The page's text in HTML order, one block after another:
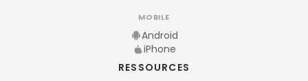
MOBILE
Android
iPhone
RESSOURCES